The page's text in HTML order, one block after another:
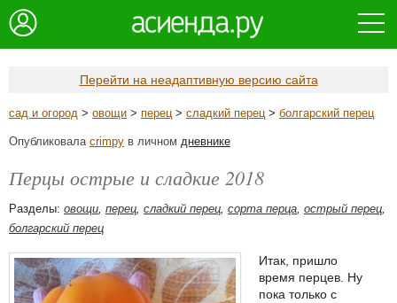
Перейти на неадаптивную версию сайта
сад и огород > овощи > перец> сладкий перец> болгарский перец
Опубликовала crimpy в личном дневнике
Перцы острые и сладкие 2018
Разделы: овощи, перец, сладкий перец, сорта перца, острый перец,
болгарский перец
Итак, пришло
время перцев. Ну
пока только с